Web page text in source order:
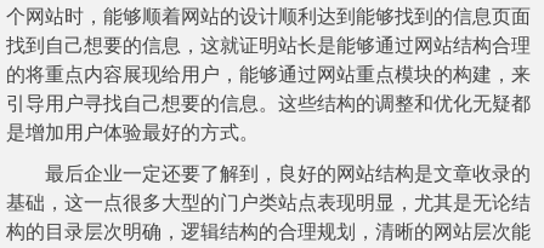
个网站时，能够顺着网站的设计顺利达到能够找到的信息页面
找到自己想要的信息，这就证明站长是能够通过网站结构合理
的将重点内容展现给用户，能够通过网站重点模块的构建，来
引导用户寻找自己想要的信息。这些结构的调整和优化无疑都
是增加用户体验最好的方式。
最后企业一定还要了解到，良好的网站结构是文章收录的
基础，这一点很多大型的门户类站点表现明显，尤其是无论结
构的目录层次明确，逻辑结构的合理规划，清晰的网站层次能